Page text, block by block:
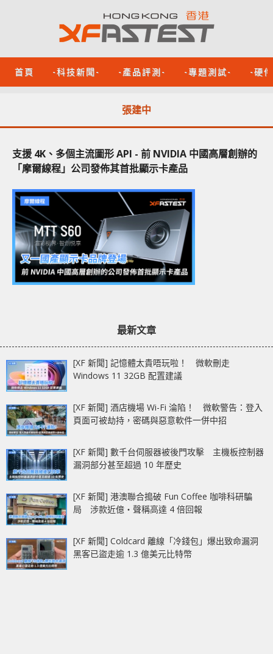
首頁 -科技新聞- -產品評測- -專題測試- -硬
張建中
支援 4K、多個主流圖形 API - 前 NVIDIA 中國高層創辦的
「摩爾線程」公司發佈其首批顯示卡產品
最新文章
[XF 新聞] 記憶體太貴唔玩啦！ 微軟刪走
Windows 11 32GB 配置建議
[XF 新聞] 酒店機場 Wi-Fi 淪陷！ 微軟警告：登入
頁面可被劫持，密碼與惡意軟件一併中招
[XF 新聞] 數千台伺服器被後門攻擊 主機板控制器
漏洞部分甚至超過 10 年歷史
[XF 新聞] 港澳聯合搗破 Fun Coffee 咖啡科研騙
局 涉款近億‧聲稱高達 4 倍回報
[XF 新聞] Coldcard 離線「冷錢包」爆出致命漏洞
黑客已盜走逾 1.3 億美元比特幣